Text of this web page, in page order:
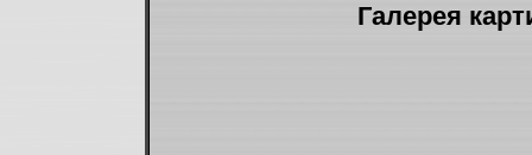
Галерея